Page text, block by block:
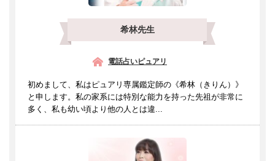
希林先生
電話占いピュアリ
初めまして、私はピュアリ専属鑑定師の《希林（きりん）》
と申します。私の家系には特別な能力を持った先祖が非常に
多く、私も幼い頃より他の人とは違...